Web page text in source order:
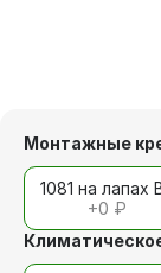
Монтажные
1081 на лапах
+0 ₽